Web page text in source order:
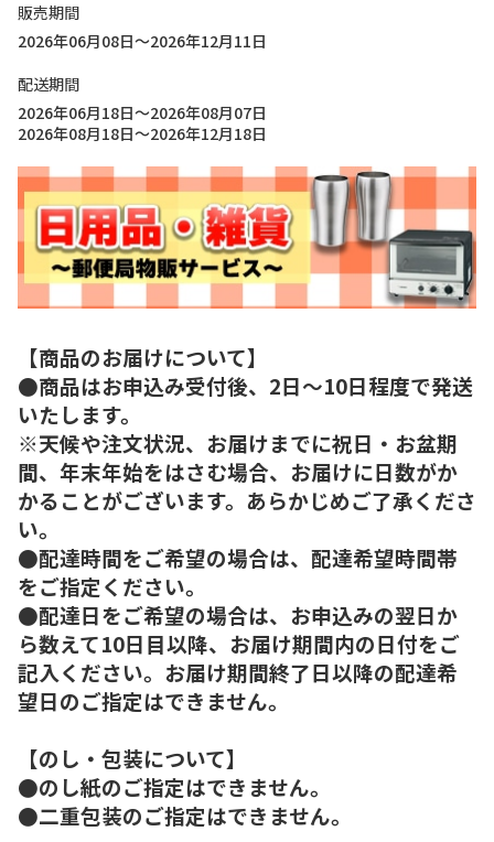
販売期間
2026年06月08日～2026年12月11日
配送期間
2026年06月18日～2026年08月07日
2026年08月18日～2026年12月18日
【商品のお届けについて】
●商品はお申込み受付後、2日～10日程度で発送
いたします。
※天候や注文状況、お届けまでに祝日・お盆期
間、年末年始をはさむ場合、お届けに日数がか
かることがございます。あらかじめご了承くださ
い。
●配達時間をご希望の場合は、配達希望時間帯
をご指定ください。
●配達日をご希望の場合は、お申込みの翌日か
ら数えて10日目以降、お届け期間内の日付をご
記入ください。お届け期間終了日以降の配達希
望日のご指定はできません。
【のし・包装について】
●のし紙のご指定はできません。
●二重包装のご指定はできません。